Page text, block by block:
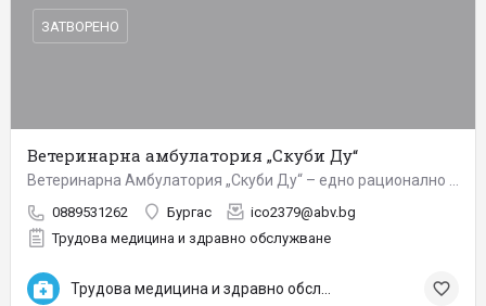
Ветеринарна амбулатория „Скуби Ду“
0889531262 Бургас
ico2379@abv.bg
Трудова медицина и здравно обслужване
ЗАТВОРЕНО